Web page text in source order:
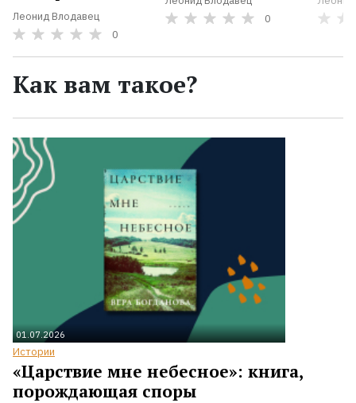
Леонид Влодавец
0
0
Как вам такое?
01.07.2026
Истории
«Царствие мне небесное»: книга,
порождающая споры